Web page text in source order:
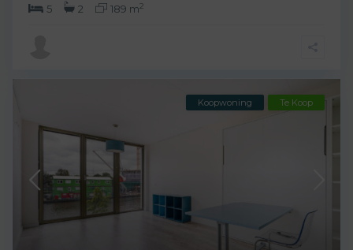
5
2 189 m2
Koopwoning Te Koop